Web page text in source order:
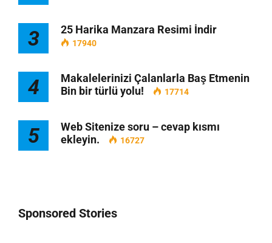
3 25 Harika Manzara Resimi İndir
17940
4
Makalelerinizi Çalanlarla Baş Etmenin
Bin bir türlü yolu!
17714
5
Web Sitenize soru – cevap kısmı
ekleyin.
16727
Sponsored Stories